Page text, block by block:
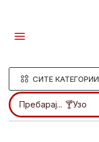
СИТЕ КАТЕГОРИИ
Пребарај... 🍸Узо